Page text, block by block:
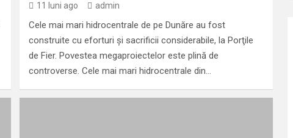
11 luni ago admin
Cele mai mari hidrocentrale de pe Dunăre au fost
construite cu eforturi şi sacrificii considerabile, la Porţile
de Fier. Povestea megaproiectelor este plină de
controverse. Cele mai mari hidrocentrale din…